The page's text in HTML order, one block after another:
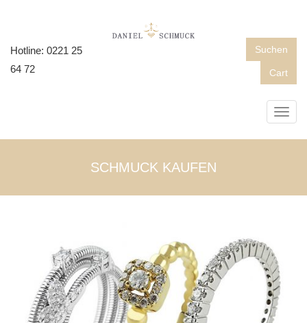
Hotline: 0221 25
64 72
Suchen
Cart
SCHMUCK KAUFEN